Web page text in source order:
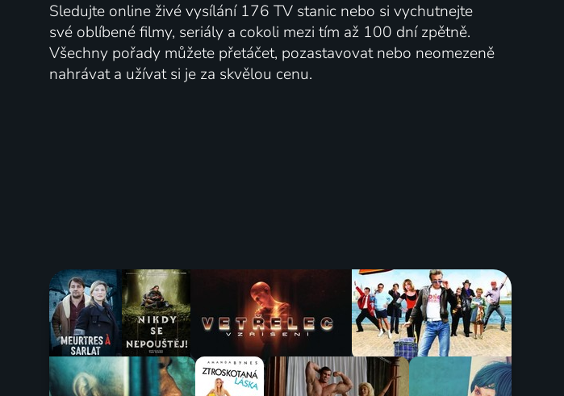
Sledujte online živé vysílání 176 TV stanic nebo si vychutnejte
své oblíbené filmy, seriály a cokoli mezi tím až 100 dní zpětně.
Všechny pořady můžete přetáčet, pozastavovat nebo neomezeně
nahrávat a užívat si je za skvělou cenu.